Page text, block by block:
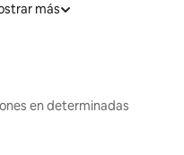
más
en determinadas